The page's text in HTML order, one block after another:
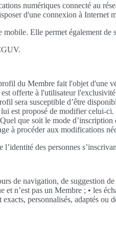
numériques connecté au
d'une connexion à Internet
Elle permet également de
du Membre fait l'objet d'une
offerte à l'utilisateur
sera susceptible d’être
est proposé de modifier celui-
que soit le mode
à procéder aux modifications
des personnes
de navigation, de suggestion
n’est pas un Membre ; • les
personnalisés, adaptés ou